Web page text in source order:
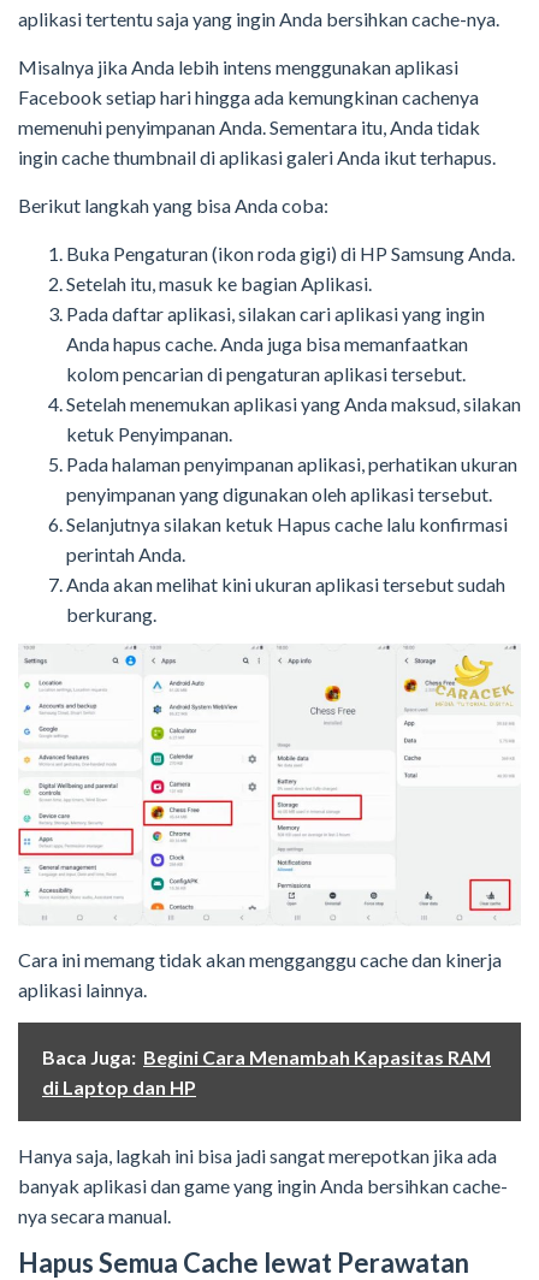
aplikasi tertentu saja yang ingin Anda bersihkan cache-nya.
Misalnya jika Anda lebih intens menggunakan aplikasi
Facebook setiap hari hingga ada kemungkinan cachenya
memenuhi penyimpanan Anda. Sementara itu, Anda tidak
ingin cache thumbnail di aplikasi galeri Anda ikut terhapus.
Berikut langkah yang bisa Anda coba:
Buka Pengaturan (ikon roda gigi) di HP Samsung Anda.
Setelah itu, masuk ke bagian Aplikasi.
Pada daftar aplikasi, silakan cari aplikasi yang ingin
Anda hapus cache. Anda juga bisa memanfaatkan
kolom pencarian di pengaturan aplikasi tersebut.
Setelah menemukan aplikasi yang Anda maksud, silakan
ketuk Penyimpanan.
Pada halaman penyimpanan aplikasi, perhatikan ukuran
penyimpanan yang digunakan oleh aplikasi tersebut.
Selanjutnya silakan ketuk Hapus cache lalu konfirmasi
perintah Anda.
Anda akan melihat kini ukuran aplikasi tersebut sudah
berkurang.
Cara ini memang tidak akan mengganggu cache dan kinerja
aplikasi lainnya.
Baca Juga: Begini Cara Menambah Kapasitas RAM
di Laptop dan HP
Hanya saja, lagkah ini bisa jadi sangat merepotkan jika ada
banyak aplikasi dan game yang ingin Anda bersihkan cache-
nya secara manual.
Hapus Semua Cache lewat Perawatan